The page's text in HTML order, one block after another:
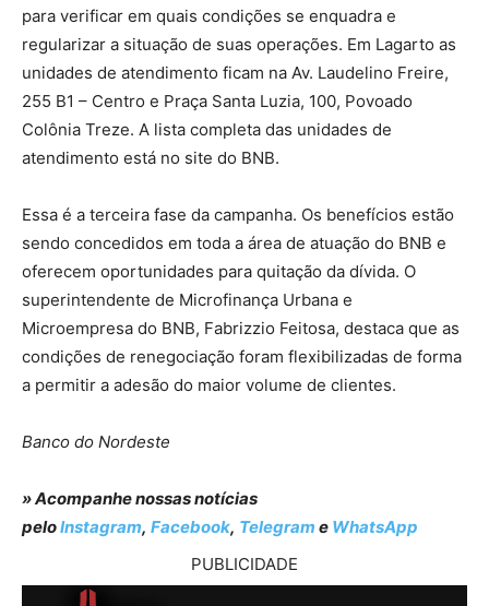
para verificar em quais condições se enquadra e
regularizar a situação de suas operações. Em Lagarto as
unidades de atendimento ficam na Av. Laudelino Freire,
255 B1 – Centro e Praça Santa Luzia, 100, Povoado
Colônia Treze. A lista completa das unidades de
atendimento está no site do BNB.
Essa é a terceira fase da campanha. Os benefícios estão
sendo concedidos em toda a área de atuação do BNB e
oferecem oportunidades para quitação da dívida. O
superintendente de Microfinança Urbana e
Microempresa do BNB, Fabrizzio Feitosa, destaca que as
condições de renegociação foram flexibilizadas de forma
a permitir a adesão do maior volume de clientes.
Banco do Nordeste
» Acompanhe nossas notícias
peloInstagram, Facebook, Telegram e WhatsApp
PUBLICIDADE